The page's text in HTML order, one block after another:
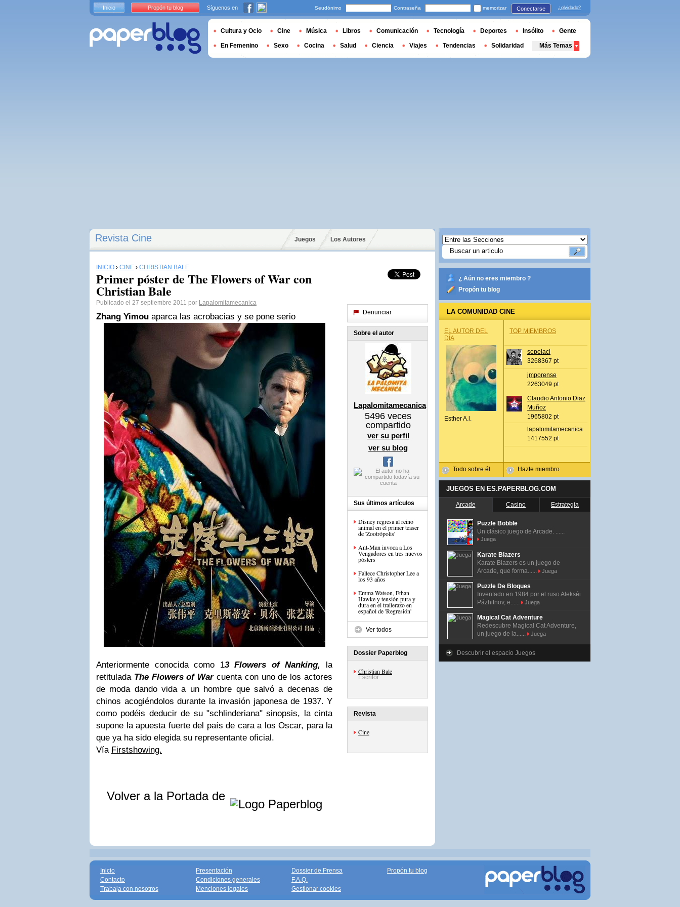
Revista Cine Juegos Los Autores
INICIO › CINE › CHRISTIAN BALE
Primer póster de The Flowers of War con
Christian Bale
Publicado el 27 septiembre 2011 por Lapalomitamecanica
Zhang Yimou aparca las acrobacias y se pone serio
Anteriormente conocida como 13 Flowers of Nanking, la
retituladaThe Flowers of Warcuenta con uno de los actores
de moda dando vida a un hombre que salvó a decenas de
chinos acogiéndolos durante la invasión japonesa de 1937. Y
como podéis deducir de su "schlinderiana" sinopsis, la cinta
supone la apuesta fuerte del país de cara a los Oscar, para la
que ya ha sido elegida su representante oficial.
Vía Firstshowing.
Volver a la Portada de
Denunciar
Sobre el autor
Lapalomitamecanica
5496 veces
compartido
ver su perfil
ver su blog
Sus últimos artículos
Disney regresa al reino
animal en el primer teaser
de 'Zootrópolis'
Ant-Man invoca a Los
Vengadores en tres nuevos
pósters
Fallece Christopher Lee a
los 93 años
Emma Watson, Ethan
Hawke y tensión pura y
dura en el trailerazo en
español de 'Regresión'
Ver todos
Dossier Paperblog
Christian Bale
Escritor
Revista
Cine
¿ Aún no eres miembro ?
Propón tu blog
LA COMUNIDAD CINE
EL AUTOR DEL
DÍA
Esther A.l.
Todo sobre él
TOP MIEMBROS
sepelaci
3268367 pt
jmporense
2263049 pt
Claudio Antonio Diaz
Muñoz
1965802 pt
lapalomitamecanica
1417552 pt
Hazte miembro
JUEGOS EN ES.PAPERBLOG.COM
Arcade Casino Estrategia
Puzzle Bobble
Un clásico juego de Arcade. ......
Juega
Karate Blazers
Karate Blazers es un juego de
Arcade, que forma......
Juega
Puzzle De Bloques
Inventado en 1984 por el ruso Alekséi
Pázhitnov, e......
Juega
Magical Cat Adventure
Redescubre Magical Cat Adventure,
un juego de la......
Juega
Descubrir el espacio Juegos
Inicio Propón tu blog Síguenos en Seudónimo Contraseña memorizar Conectarse ¿olvidado?
Cultura y Ocio Cine Música Libros Comunicación Tecnología Deportes Insólito Gente
En Femenino Sexo Cocina Salud Ciencia Viajes Tendencias Solidaridad Más Temas
Inicio
Contacto
Trabaja con nosotros
Presentación
Condiciones generales
Menciones legales
Dossier de Prensa
F.A.Q.
Gestionar cookies
Propón tu blog